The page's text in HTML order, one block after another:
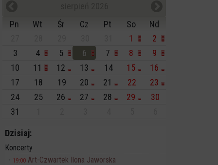
Pn
Wt Śr Cz Pt So
Nd
1
2
3
4 5 6 7 8
9
10
11 12 13 14 15
16
17
18 19 20 21 22
23
24
25 26 27 28 29
30
31
Dzisiaj:
Koncerty
19:00 Art-Czwartek Ilona Jaworska